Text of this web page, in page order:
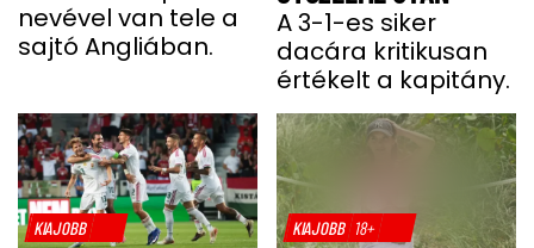
nevével van tele a
sajtó Angliában.
A 3-1-es siker
dacára kritikusan
értékelt a kapitány.
KIAJOBB KIAJOBB 18+